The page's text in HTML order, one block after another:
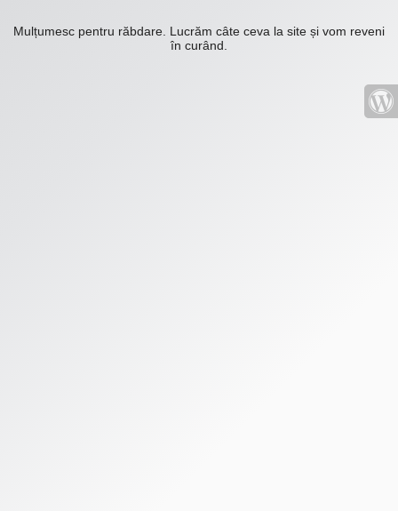
Mulțumesc pentru răbdare. Lucrăm câte ceva la site și vom reveni
în curând.